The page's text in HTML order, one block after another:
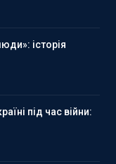
історія
під час війни: